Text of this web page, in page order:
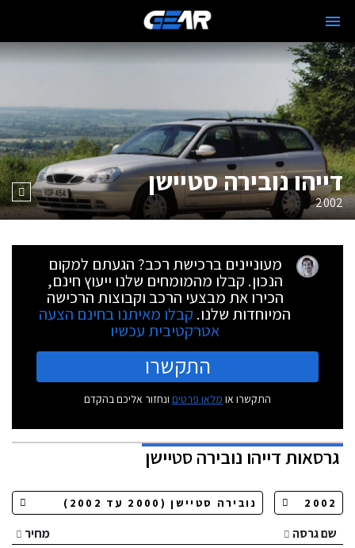
דייהו נובירה סטיישן
2002
מעוניינים ברכישת רכב? הגעתם למקום
הנכון. קבלו מהמומחים שלנו ייעוץ חינם,
הכירו את מבצעי הרכב וקבוצות הרכישה
המיוחדות שלנו. קבלו מאיתנו בחינם הצעה
אטרקטיבית עכשיו
התקשרו
התקשרו או מלאו פרטים ונחזור אליכם בהקדם
גרסאותדייהו נובירה סטיישן
שם גרסה
מחיר